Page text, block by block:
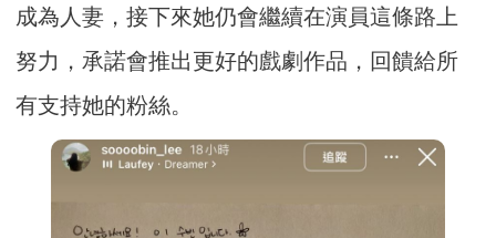
成為人妻，接下來她仍會繼續在演員這條路上
努力，承諾會推出更好的戲劇作品，回饋給所
有支持她的粉絲。